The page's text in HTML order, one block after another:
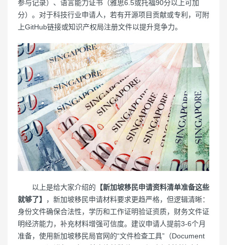
参与记录）、语言能力证书（雅思6.5或托福90分以上可加
分）。对于科技行业申请人，若有开源项目贡献或专利，可附
上GitHub链接或知识产权局注册文件以提升竞争力。
以上是给大家介绍的 【新加坡移民申请资料清单准备这些
就够了】
，新加坡移民申请材料要求更趋严格，但逻辑清晰：
身份文件确保合法性，学历和工作证明验证资质，财务文件证
明经济能力，补充材料增强可信度。建议申请人提前3-6个月
准备，使用新加坡移民局官网的“文件检查工具”（Document